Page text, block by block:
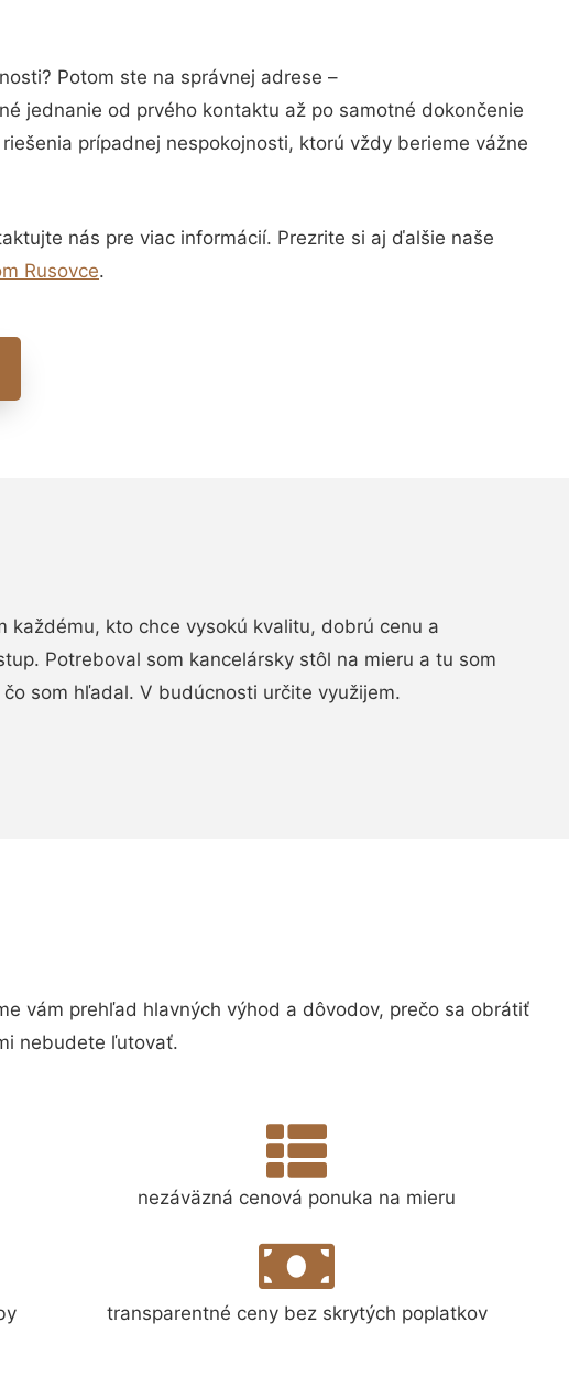
Potom ste na správnej adrese –
jednanie od prvého kontaktu až po samotné dokončenie
prípadnej nespokojnosti, ktorú vždy berieme vážne
nás pre viac informácií. Prezrite si aj ďalšie naše
Rusovce.
každému, kto chce vysokú kvalitu, dobrú cenu a
Potreboval som kancelársky stôl na mieru a tu som
som hľadal. V budúcnosti určite využijem.
vám prehľad hlavných výhod a dôvodov, prečo sa obrátiť
nebudete ľutovať.
nezáväzná cenová ponuka na mieru
transparentné ceny bez skrytých poplatkov